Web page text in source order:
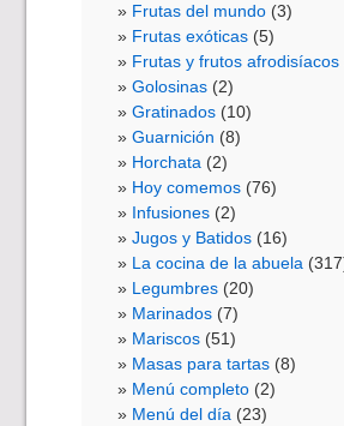
Frutas del mundo (3)
Frutas exóticas (5)
Frutas y frutos afrodisíacos
Golosinas (2)
Gratinados (10)
Guarnición (8)
Horchata (2)
Hoy comemos (76)
Infusiones (2)
Jugos y Batidos (16)
La cocina de la abuela
Legumbres (20)
Marinados (7)
Mariscos (51)
Masas para tartas (8)
Menú completo (2)
Menú del día (23)